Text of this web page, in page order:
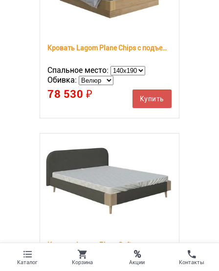
Кровать Lagom Plane Chips с подъемным механизмом
Спальное место:
Обивка:
78 530 ₽ Купить
Кровать Lagom Plane Soft
Спальное место:
Каталог Корзина
%
Акции Контакты